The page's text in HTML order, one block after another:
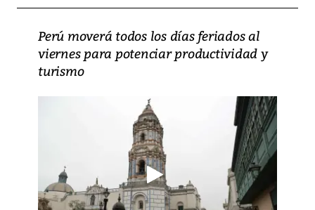
Perú moverá todos los días feriados al
viernes para potenciar productividad y
turismo